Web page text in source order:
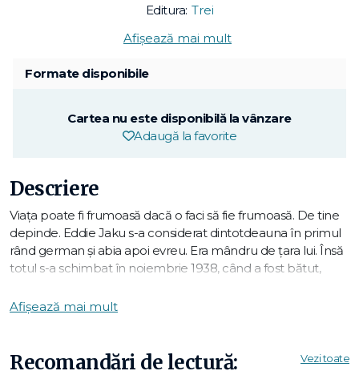
Editura: Trei
Afișează mai mult
Formate disponibile
Cartea nu este disponibilă la vânzare
Adaugă la favorite
Descriere
Viața poate fi frumoasă dacă o faci să fie frumoasă. De tine
depinde. Eddie Jaku s-a considerat dintotdeauna în primul
rând german și abia apoi evreu. Era mândru de țara lui. Însă
totul s-a schimbat în noiembrie 1938, când a fost bătut,
În următorii șapte ani, s-a confruntat în fiecare zi cu orori de
Pentru că a supraviețuit, Eddie a făcut un jurământ să
zâmbească în fiecare zi. Spunând această poveste, le
Afișează mai mult
Recomandări de lectură: Vezi toate